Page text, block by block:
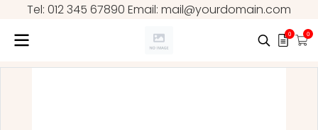
Tel: 012 345 67890 Email: mail@yourdomain.com
0 0